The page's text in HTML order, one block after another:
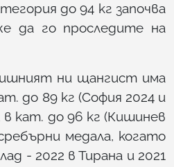
до 94 кг започва
да го проследите на
ни щангист има
до 89 кг (София 2024 и
в кат. до 96 кг (Кишинев
медала, когато
- 2022 в Тирана и 2021